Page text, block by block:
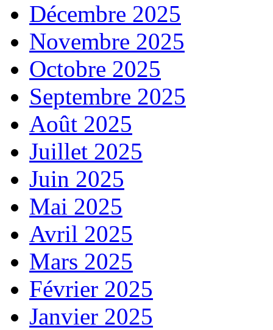
Décembre 2025
Novembre 2025
Octobre 2025
Septembre 2025
Août 2025
Juillet 2025
Juin 2025
Mai 2025
Avril 2025
Mars 2025
Février 2025
Janvier 2025